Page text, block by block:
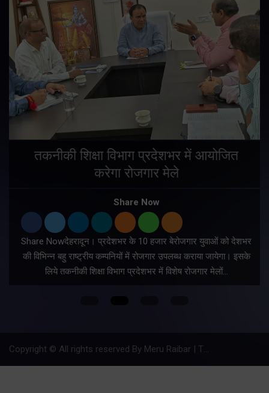
तकनीकी शिक्षा विभाग प्रदेशभर में आयोजित
करेगा रोजगार मेले
Share Now
Share Nowदेहरादून। प्रदेशभर के 10 हजार बेरोजगार युवाओं को देशभर
की विभिन्न बहु राष्ट्रीय कम्पनियों में रोजगार उपलब्ध कराया जायेगा। इसके
लिये तकनीकी शिक्षा विभाग प्रदेशभर में विशेष रोजगार मेलों…
Copyright © All rights reserved By Meru Raibar | Theme by